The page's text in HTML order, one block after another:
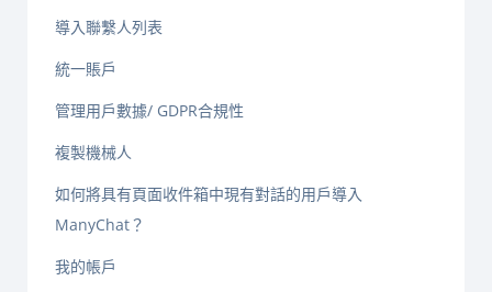
導入聯繫人列表
統一賬戶
管理用戶數據/ GDPR合規性
複製機械人
如何將具有頁面收件箱中現有對話的用戶導入
ManyChat？
我的帳戶